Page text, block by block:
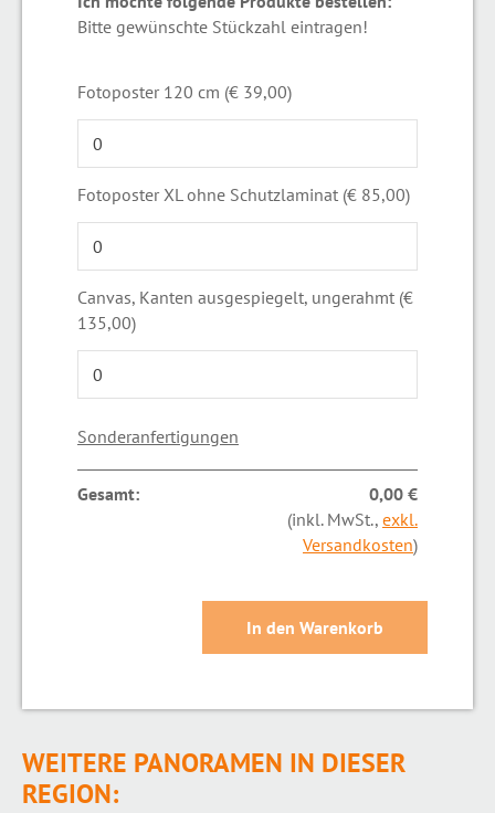
Bitte gewünschte Stückzahl eintragen!
Fotoposter 120 cm (€ 39,00)
Fotoposter XL ohne Schutzlaminat (€ 85,00)
Canvas, Kanten ausgespiegelt, ungerahmt (€
135,00)
Sonderanfertigungen
Gesamt:
0,00 €
(inkl. MwSt., exkl.
Versandkosten)
WEITERE PANORAMEN IN DIESER
REGION: